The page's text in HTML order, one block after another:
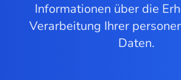
Informationen über die
Verarbeitung Ihrer
Daten.